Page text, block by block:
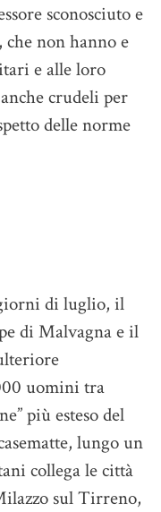
sconosciuto e
non hanno e
e alle loro
crudeli per
delle norme
di luglio, il
di Malvagna e il
uomini tra
più esteso del
lungo un
collega le città
sul Tirreno,